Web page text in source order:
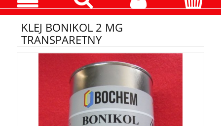
KLEJ BONIKOL 2 MG
TRANSPARETNY